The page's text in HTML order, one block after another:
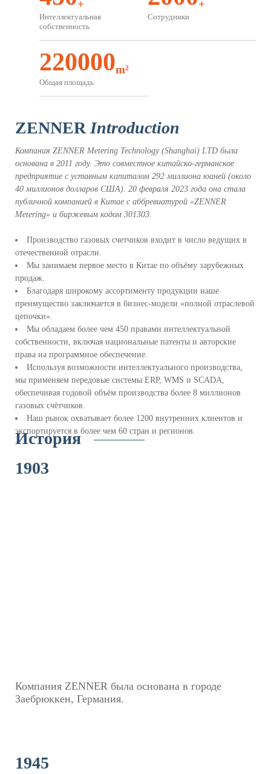
интеллектуальных
счётчиков
Услуги
Скачать каталог
Часто задаваемые вопросы
ESG
Наше видение и стратегия
ESG
Экологическая
ответственность
Социальные обязательстваУправление и
соответствие требованиям
Инновации и качество
Обзор данных ESG
Связаться с нами
Профиль компании
Путь развития
Новости
+
Интеллектуальная
собственность
+
Сотрудники
220000m²
Общая площадь
ZENNERIntroduction
Компания ZENNER Metering Technology (Shanghai) LTD была
основана в 2011 году. Это совместное китайско-германское
предприятие с уставным капиталом 292 миллиона юаней (около
40 миллионов долларов США). 20 февраля 2023 года она стала
публичной компанией в Китае с аббревиатурой «ZENNER
Metering» и биржевым кодом 301303.
Производство газовых счетчиков входит в число ведущих в
отечественной отрасли.
Мы занимаем первое место в Китае по объёму зарубежных
продаж.
Благодаря широкому ассортименту продукции наше
преимущество заключается в бизнес-модели «полной отраслевой
цепочки».
Мы обладаем более чем 450 правами интеллектуальной
собственности, включая национальные патенты и авторские
права на программное обеспечение.
Используя возможности интеллектуального производства,
мы применяем передовые системы ERP, WMS и SCADA,
обеспечивая годовой объём производства более 8 миллионов
газовых счётчиков.
Наш рынок охватывает более 1200 внутренних клиентов и
экспортируется в более чем 60 стран и регионов.
История
1903
Компания ZENNER была основана в городе
Заебрюккен, Германия.
1945